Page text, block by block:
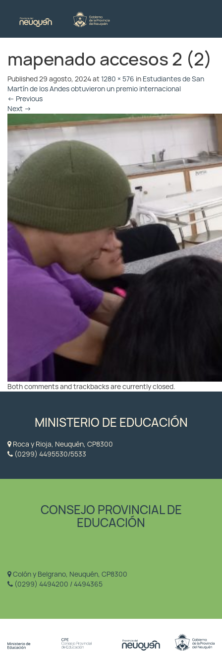
mapenado accesos 2 (2)
Published29 agosto, 2024at 1280 × 576 in Estudiantes de San
Martín de los Andes obtuvieron un premio internacional
← Previous
Next →
Both comments and trackbacks are currently closed.
MINISTERIO DE EDUCACIÓN
Roca y Rioja, Neuquén, CP8300
(0299) 4495530/5533
CONSEJO PROVINCIAL DE
EDUCACIÓN
Colón y Belgrano, Neuquén, CP8300
(0299) 4494200 / 4494365